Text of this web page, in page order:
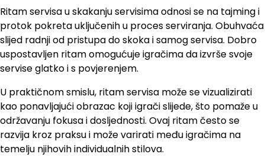
Ritam servisa u skakanju servisima odnosi se na tajming i
protok pokreta uključenih u proces serviranja. Obuhvaća
slijed radnji od pristupa do skoka i samog servisa. Dobro
uspostavljen ritam omogućuje igračima da izvrše svoje
servise glatko i s povjerenjem.
U praktičnom smislu, ritam servisa može se vizualizirati
kao ponavljajući obrazac koji igrači slijede, što pomaže u
održavanju fokusa i dosljednosti. Ovaj ritam često se
razvija kroz praksu i može varirati među igračima na
temelju njihovih individualnih stilova.